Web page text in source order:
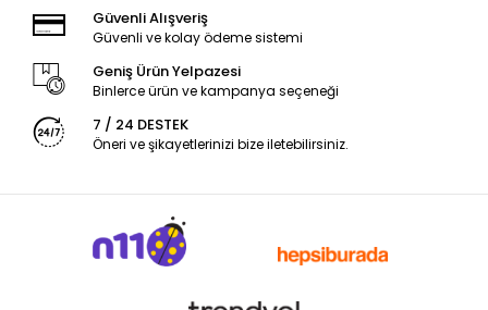
Güvenli Alışveriş
Güvenli ve kolay ödeme sistemi
Geniş Ürün Yelpazesi
Binlerce ürün ve kampanya seçeneği
7 / 24 DESTEK
Öneri ve şikayetlerinizi bize iletebilirsiniz.